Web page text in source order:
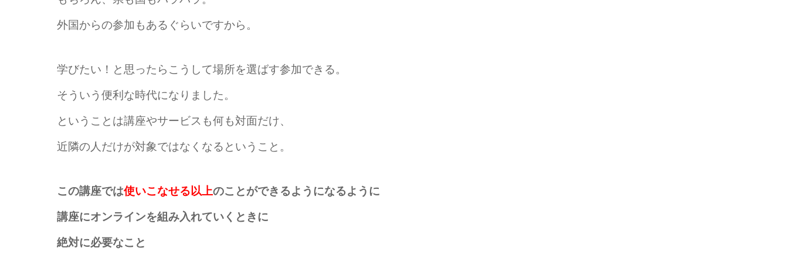
外国からの参加もあるぐらいですから。
学びたい！と思ったらこうして場所を選ばす参加できる。
そういう便利な時代になりました。
ということは講座やサービスも何も対面だけ、
近隣の人だけが対象ではなくなるということ。
この講座では使いこなせる以上のことができるようになるように
講座にオンラインを組み入れていくときに
絶対に必要なこと